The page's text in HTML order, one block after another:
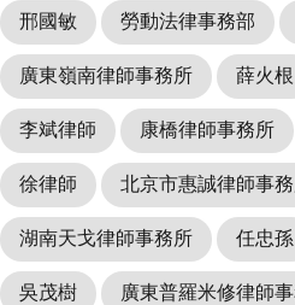
邢國敏 勞動法律事務部
廣東嶺南律師事務所 薛火根
李斌律師 康橋律師事務所
徐律師 北京市惠誠律師事
湖南天戈律師事務所 任忠孫
吳茂樹 廣東普羅米修律師